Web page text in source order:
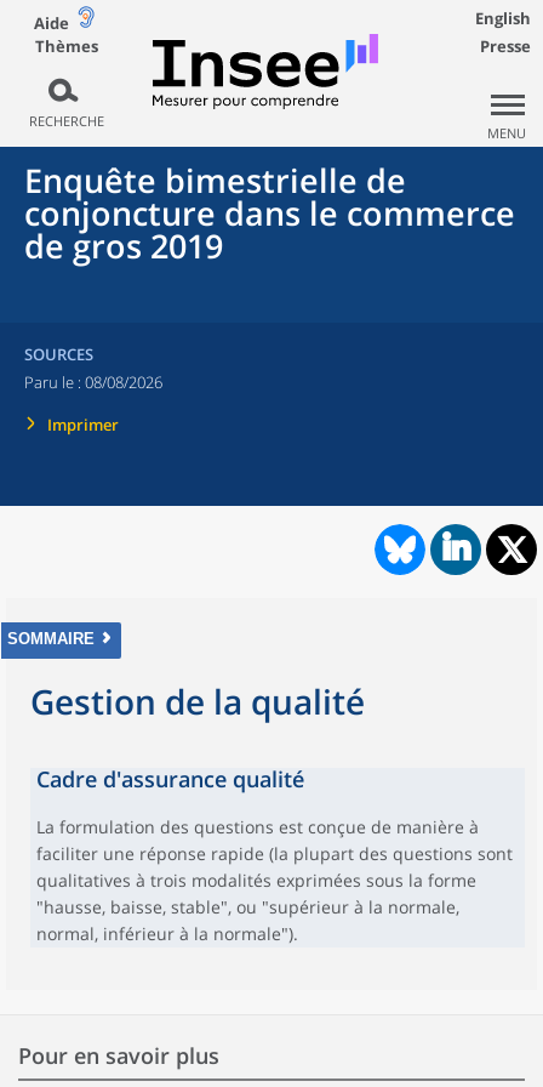
Aide
Thèmes
RECHERCHE
English
Presse
MENU
Enquête bimestrielle de
conjoncture dans le commerce
de gros 2019
SOURCES
Paru le : 08/08/2026
Imprimer
SOMMAIRE
Gestion de la qualité
Cadre d'assurance qualité
La formulation des questions est conçue de manière à
faciliter une réponse rapide (la plupart des questions sont
qualitatives à trois modalités exprimées sous la forme
"hausse, baisse, stable", ou "supérieur à la normale,
normal, inférieur à la normale").
Pour en savoir plus